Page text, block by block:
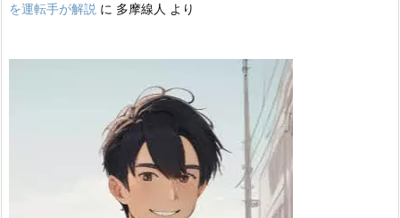
を運転手が解説 に 多摩線人 より